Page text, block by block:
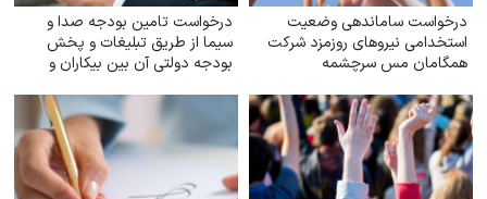
درخواست ساماندهی وضعیت
استخدامی نیروهای روزمزد شرکت
همگامان مس سرچشمه
درخواست تامین بودجه صدا و
سیما از طریق تبلیغات و پخش
بودجه دولتی آن بین بیکاران و